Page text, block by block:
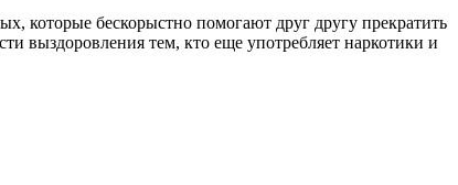
которые бескорыстно помогают друг другу прекратить
выздоровления тем, кто еще употребляет наркотики и